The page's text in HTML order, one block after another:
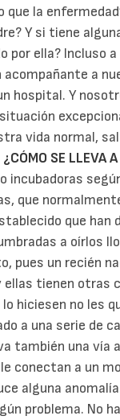
que la
Y si tiene
por ella? Incluso
a
hospital. Y
vida normal,
¿CÓMO SE LLEVA
incubadoras
que
que han
a oírlos
pues un recién
tienen otras
hiciesen no les
a una serie de
también una
conectan a un
alguna
problema. No